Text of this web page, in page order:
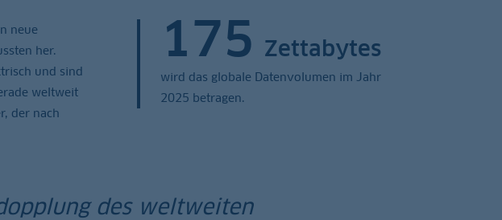
neue
her.
und sind
weltweit
der nach
175 Zettabytes
wird das globale Datenvolumen im Jahr
2025 betragen.
des weltweiten